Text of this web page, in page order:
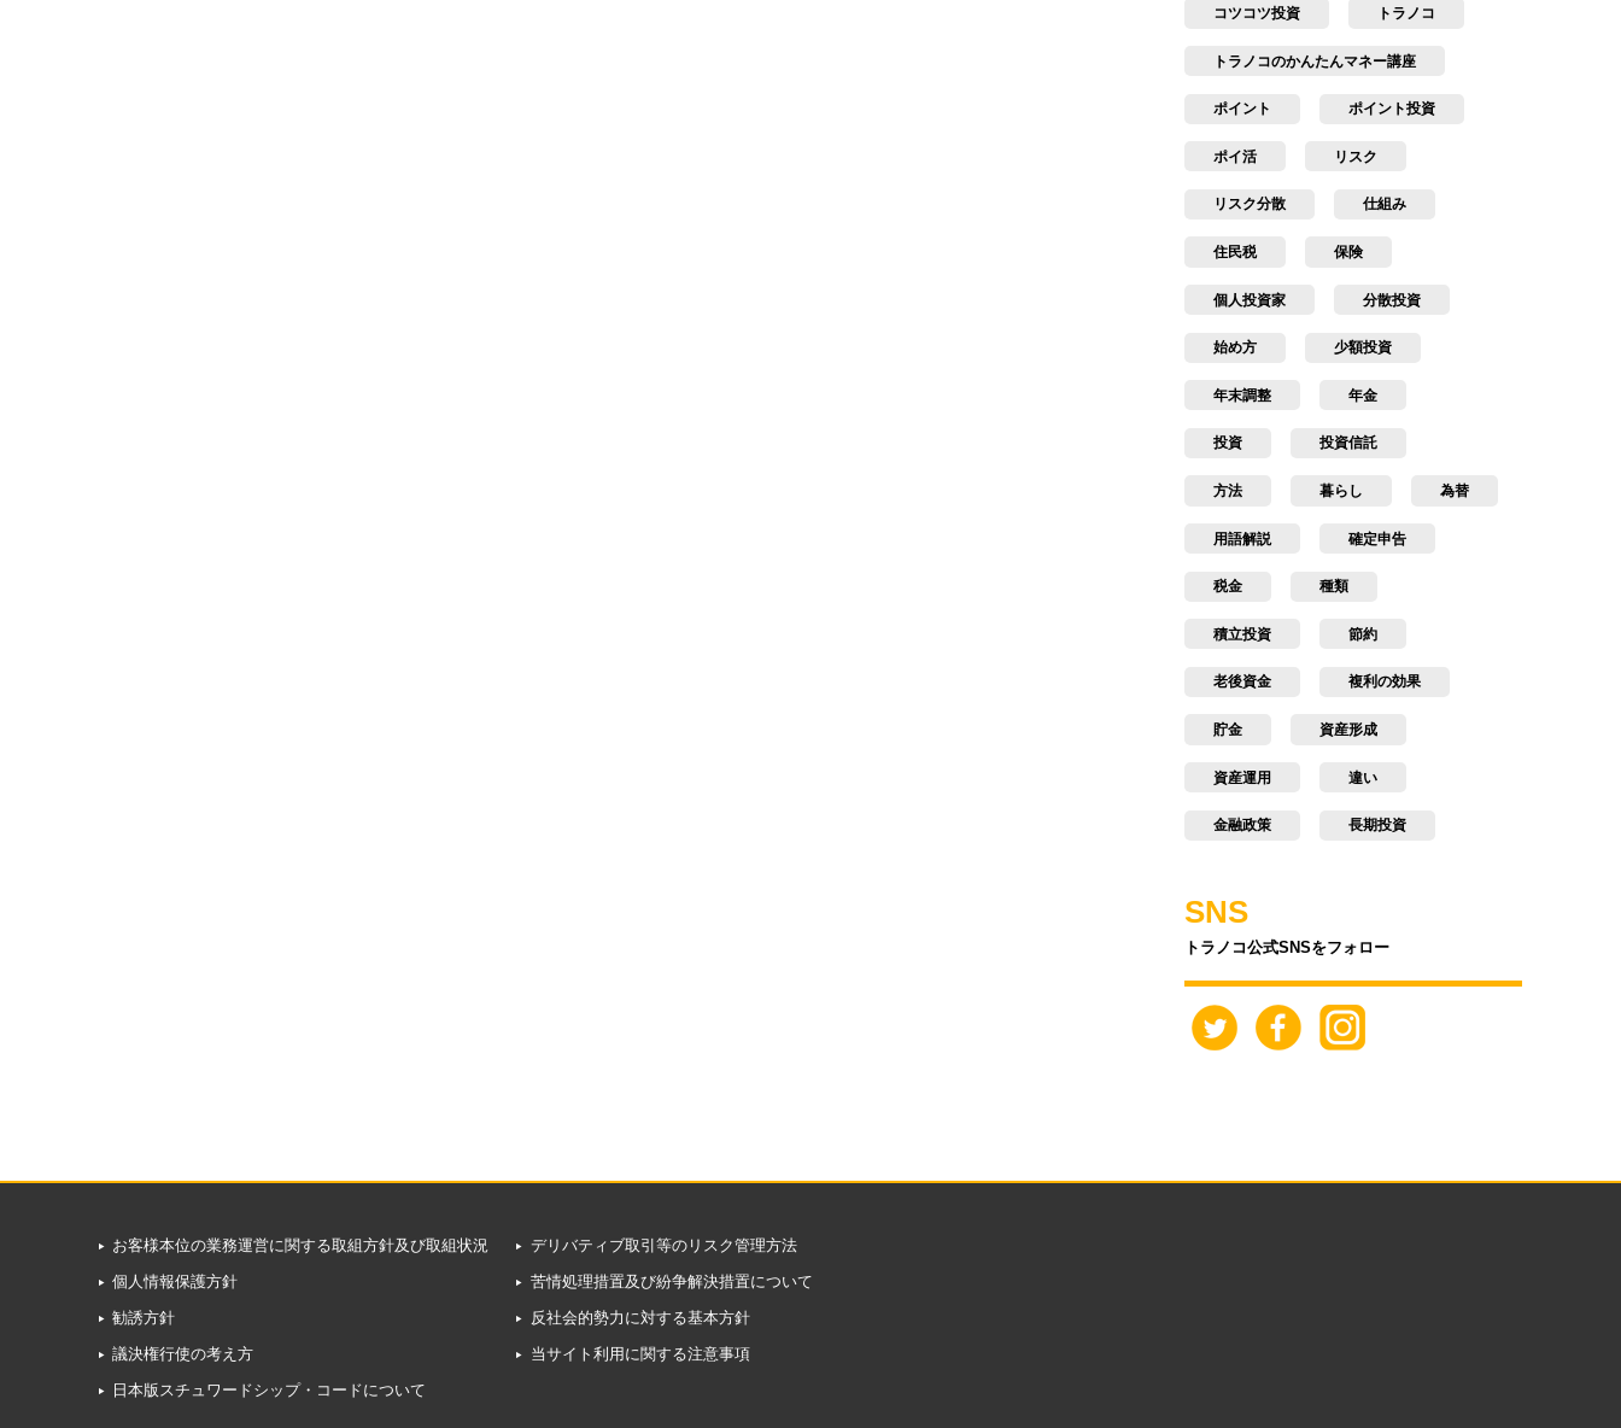
コツコツ投資 トラノコ
トラノコのかんたんマネー講座
ポイント ポイント投資
ポイ活 リスク
リスク分散 仕組み
住民税 保険
個人投資家 分散投資
始め方 少額投資
年末調整 年金
投資 投資信託
方法 暮らし 為替
用語解説 確定申告
税金 種類
積立投資 節約
老後資金 複利の効果
貯金 資産形成
資産運用 違い
金融政策 長期投資
SNS
トラノコ公式SNSをフォロー
お客様本位の業務運営に関する取組方針及び取組状況
個人情報保護方針
勧誘方針
議決権行使の考え方
日本版スチュワードシップ・コードについて
デリバティブ取引等のリスク管理方法
苦情処理措置及び紛争解決措置について
反社会的勢力に対する基本方針
当サイト利用に関する注意事項